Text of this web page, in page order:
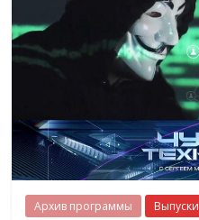
Архив программы Выпуски